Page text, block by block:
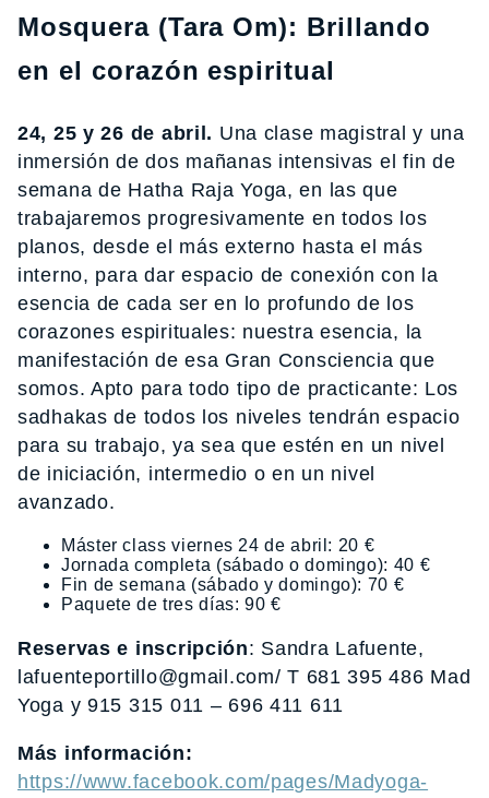
Mosquera (Tara Om): Brillando
en el corazón espiritual
24, 25 y 26 de abril. Una clase magistral y una
inmersión de dos mañanas intensivas el fin de
semana de Hatha Raja Yoga, en las que
trabajaremos progresivamente en todos los
planos, desde el más externo hasta el más
interno, para dar espacio de conexión con la
esencia de cada ser en lo profundo de los
corazones espirituales: nuestra esencia, la
manifestación de esa Gran Consciencia que
somos. Apto para todo tipo de practicante: Los
sadhakas de todos los niveles tendrán espacio
para su trabajo, ya sea que estén en un nivel
de iniciación, intermedio o en un nivel
avanzado.
Máster class viernes 24 de abril: 20 €
Jornada completa (sábado o domingo): 40 €
Fin de semana (sábado y domingo): 70 €
Paquete de tres días: 90 €
Reservas e inscripción: Sandra Lafuente,
lafuenteportillo@gmail.com/ T 681 395 486 Mad
Yoga y 915 315 011 – 696 411 611
Más información:
https://www.facebook.com/pages/Madyoga-